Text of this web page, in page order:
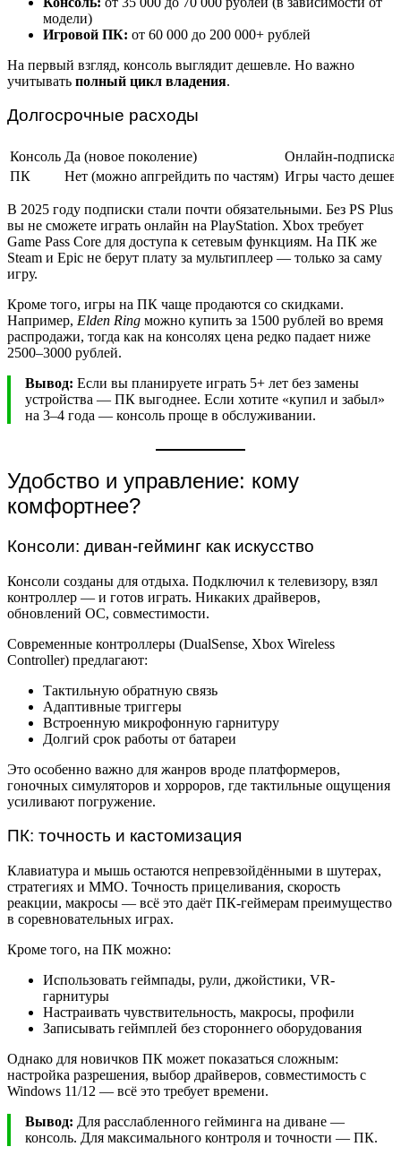
модели)
Игровой ПК: от 60 000 до 200 000+ рублей
На первый взгляд, консоль выглядит дешевле. Но важно
учитывать полный цикл владения.
Долгосрочные расходы
Консоль Да (новое поколение)
Онлайн-подписка
ПК
Нет (можно апгрейдить по частям) Игры часто
В 2025 году подписки стали почти обязательными. Без PS Plus
вы не сможете играть онлайн на PlayStation. Xbox требует
Game Pass Core для доступа к сетевым функциям. На ПК же
Steam и Epic не берут плату за мультиплеер — только за саму
игру.
Кроме того, игры на ПК чаще продаются со скидками.
Например, Elden Ring можно купить за 1500 рублей во время
распродажи, тогда как на консолях цена редко падает ниже
2500–3000 рублей.
Вывод: Если вы планируете играть 5+ лет без замены
устройства — ПК выгоднее. Если хотите «купил и забыл»
на 3–4 года — консоль проще в обслуживании.
Удобство и управление: кому
комфортнее?
Консоли: диван-гейминг как искусство
Консоли созданы для отдыха. Подключил к телевизору, взял
контроллер — и готов играть. Никаких драйверов,
обновлений ОС, совместимости.
Современные контроллеры (DualSense, Xbox Wireless
Controller) предлагают:
Тактильную обратную связь
Адаптивные триггеры
Встроенную микрофонную гарнитуру
Долгий срок работы от батареи
Это особенно важно для жанров вроде платформеров,
гоночных симуляторов и хорроров, где тактильные ощущения
усиливают погружение.
ПК: точность и кастомизация
Клавиатура и мышь остаются непревзойдёнными в шутерах,
стратегиях и MMO. Точность прицеливания, скорость
реакции, макросы — всё это даёт ПК-геймерам преимущество
в соревновательных играх.
Кроме того, на ПК можно:
Использовать геймпады, рули, джойстики, VR-
гарнитуры
Настраивать чувствительность, макросы, профили
Записывать геймплей без стороннего оборудования
Однако для новичков ПК может показаться сложным:
настройка разрешения, выбор драйверов, совместимость с
Windows 11/12 — всё это требует времени.
Вывод: Для расслабленного гейминга на диване —
консоль. Для максимального контроля и точности — ПК.